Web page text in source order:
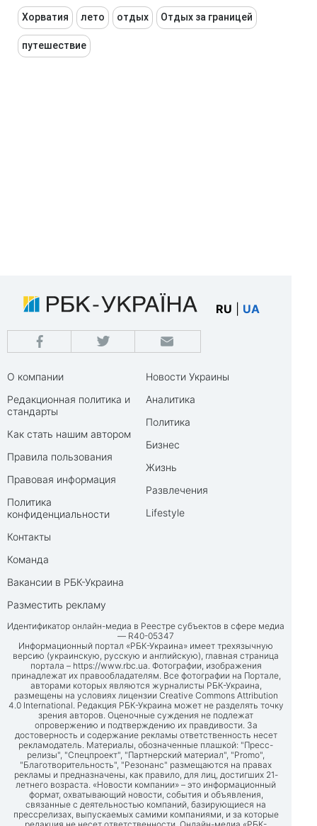
Хорватия лето отдых Отдых за границей
путешествие
RU UA
О компании
Редакционная политика и
стандарты
Как стать нашим автором
Правила пользования
Правовая информация
Политика
конфиденциальности
Контакты
Команда
Вакансии в РБК-Украина
Разместить рекламу
Новости Украины
Аналитика
Политика
Бизнес
Жизнь
Развлечения
Lifestyle
Идентификатор онлайн-медиа в Реестре субъектов в сфере медиа
— R40-05347
Информационный портал «РБК-Украина» имеет трехязычную
версию (украинскую, русскую и английскую), главная страница
портала – https://www.rbc.ua. Фотографии, изображения
принадлежат их правообладателям. Все фотографии на Портале,
авторами которых являются журналисты РБК-Украина,
размещены на условиях лицензии Creative Commons Attribution
4.0 International. Редакция РБК-Украина может не разделять точку
зрения авторов. Оценочные суждения не подлежат
опровержению и подтверждению их правдивости. За
достоверность и содержание рекламы ответственность несет
рекламодатель. Материалы, обозначенные плашкой: "Пресс-
релизы", "Спецпроект", "Партнерский материал", "Promo",
"Благотворительность", "Резонанс" размещаются на правах
рекламы и предназначены, как правило, для лиц, достигших 21-
летнего возраста. «Новости компании» – это информационный
формат, охватывающий новости, события и объявления,
связанные с деятельностью компаний, базирующиеся на
прессрелизах, выпускаемых самими компаниями, и за которые